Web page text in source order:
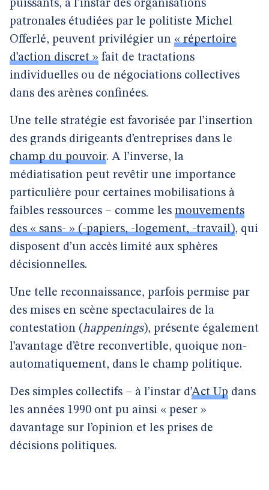
puissants, à l’instar des organisations
patronales étudiées par le politiste Michel
Offerlé, peuvent privilégier un « répertoire
d’action discret » fait de tractations
individuelles ou de négociations collectives
dans des arènes confinées.
Une telle stratégie est favorisée par l’insertion
des grands dirigeants d’entreprises dans le
champ du pouvoir. A l’inverse, la
médiatisation peut revêtir une importance
particulière pour certaines mobilisations à
faibles ressources – comme les mouvements
des « sans- » (-papiers, -logement, -travail), qui
disposent d’un accès limité aux sphères
décisionnelles.
Une telle reconnaissance, parfois permise par
des mises en scène spectaculaires de la
contestation (happenings), présente également
l’avantage d’être reconvertible, quoique non-
automatiquement, dans le champ politique.
Des simples collectifs – à l’instar d’Act Up dans
les années 1990 ont pu ainsi « peser »
davantage sur l’opinion et les prises de
décisions politiques.